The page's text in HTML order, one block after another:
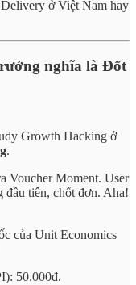
ở Việt Nam hay
nghĩa là Đốt
Growth Hacking ở
.
Voucher Moment. User
đầu tiên, chốt đơn. Aha!
của Unit Economics
50.000đ.